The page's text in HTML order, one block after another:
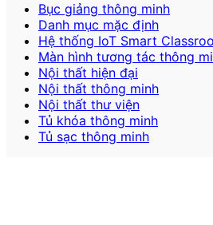
Bục giảng thông minh
Danh mục mặc định
Hệ thống IoT Smart
Màn hình tương tác thông
Nội thất hiện đại
Nội thất thông minh
Nội thất thư viện
Tủ khóa thông minh
Tủ sạc thông minh